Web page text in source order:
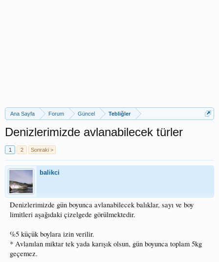
Ana Sayfa Forum Güncel Tebliğler
Denizlerimizde avlanabilecek türler
1 2 Sonraki >
balikci
Denizlerimizde gün boyunca avlanabilecek balıklar, sayı ve boy
limitleri aşağıdaki çizelgede görülmektedir.
%5 küçük boylara izin verilir.
* Avlanılan miktar tek yada karışık olsun, gün boyunca toplam 5kg
geçemez.